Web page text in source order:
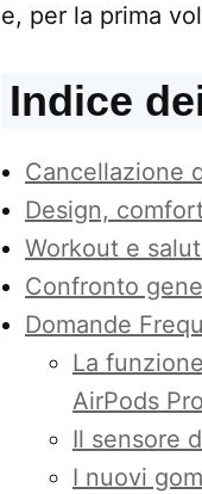
e, per la prima
Indice
Cancellazione
Design,
Workout e
Confronto
Domande
La
AirPods
Il sensore
I nuovi